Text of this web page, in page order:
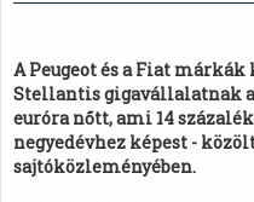
A Peugeot és a Fiat márkák
Stellantis gigavállalatnak
euróra nőtt, ami 14
negyedévhez képest -
sajtóközleményében.